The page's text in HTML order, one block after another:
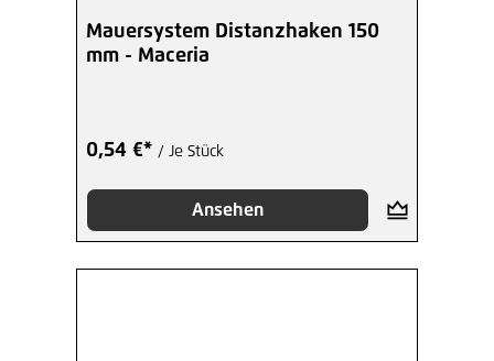
Mauersystem Distanzhaken 150
mm - Maceria
0,54 €* / Je Stück
Ansehen